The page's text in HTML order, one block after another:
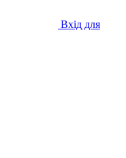
Вхід для